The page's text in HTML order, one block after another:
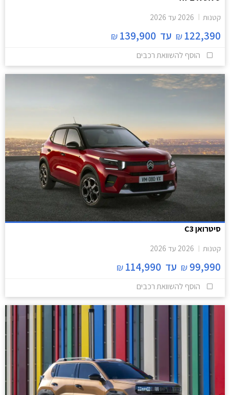
קטנות 2026 עד 2026
122,390
₪ עד 139,900
₪
הוסף להשוואת רכבים
סיטרואן C3
קטנות 2026 עד 2026
99,990
₪ עד 114,990
₪
הוסף להשוואת רכבים